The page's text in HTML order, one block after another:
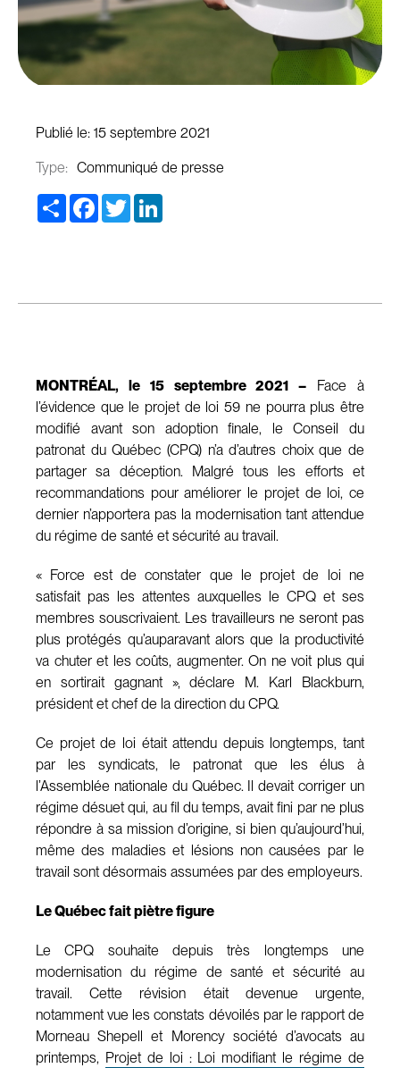
Publié le: 15 septembre 2021
Type: Communiqué de presse
Share Facebook
Twitter
MONTRÉAL, le 15 septembre 2021 – Face à
l’évidence que le projet de loi 59 ne pourra plus être
modifié avant son adoption finale, le Conseil du
patronat du Québec (CPQ) n’a d’autres choix que de
partager sa déception. Malgré tous les efforts et
recommandations pour améliorer le projet de loi, ce
dernier n’apportera pas la modernisation tant attendue
du régime de santé et sécurité au travail.
« Force est de constater que le projet de loi ne
satisfait pas les attentes auxquelles le CPQ et ses
membres souscrivaient. Les travailleurs ne seront pas
plus protégés qu’auparavant alors que la productivité
va chuter et les coûts, augmenter. On ne voit plus qui
en sortirait gagnant », déclare M. Karl Blackburn,
président et chef de la direction du CPQ.
Ce projet de loi était attendu depuis longtemps, tant
par les syndicats, le patronat que les élus à
l’Assemblée nationale du Québec. Il devait corriger un
régime désuet qui, au fil du temps, avait fini par ne plus
répondre à sa mission d’origine, si bien qu’aujourd’hui,
même des maladies et lésions non causées par le
travail sont désormais assumées par des employeurs.
Le Québec fait piètre figure
Le CPQ souhaite depuis très longtemps une
modernisation du régime de santé et sécurité au
travail. Cette révision était devenue urgente,
notamment vue les constats dévoilés par le rapport de
Morneau Shepell et Morency société d’avocats au
printemps, Projet de loi : Loi modifiant le régime de